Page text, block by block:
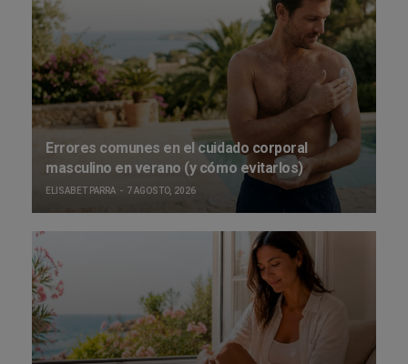
Errores comunes en el cuidado corporal
masculino en verano (y cómo evitarlos)
ELISABET PARRA 7 AGOSTO, 2026